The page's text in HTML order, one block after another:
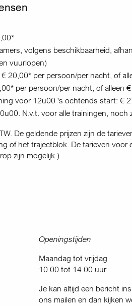
volgens beschikbaarheid,
vuurlopen)
20,00* per persoon/per nacht, of
per persoon/per nacht, of alleen
voor 12u00 's ochtends start: €
N.v.t. voor alle trainingen, noch
De geldende prijzen zijn de
of het trajectblok. De tarieven voor
zijn mogelijk.)
Openingstijden
Maandag tot vrijdag
10.00 tot 14.00 uur
Je kan altijd een bericht
ons mailen en dan kijken